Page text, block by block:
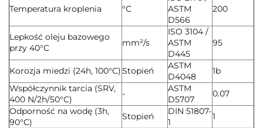
Temperatura kroplenia °C
ASTM
D566
200
Lepkość oleju bazowego
przy 40°C
mm²/s
ISO 3104 /
ASTM
D445
95
Korozja miedzi (24h, 100°C)Stopień
ASTM
D4048
1b
Współczynnik tarcia (SRV,
400 N/2h/50°C)
-
ASTM
D5707
0.07
Odporność na wodę (3h,
90°C)
Stopień
DIN 51807-
1
1